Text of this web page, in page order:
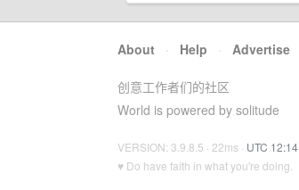
About · Help · Advertise
创意工作者们的社区
World is powered by solitude
VERSION: 3.9.8.5 · 22ms · UTC 12:14
♥ Do have faith in what you're doing.